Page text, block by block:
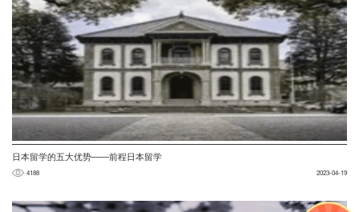
日本留学的五大优势——前程日本留学
4188 2023-04-19